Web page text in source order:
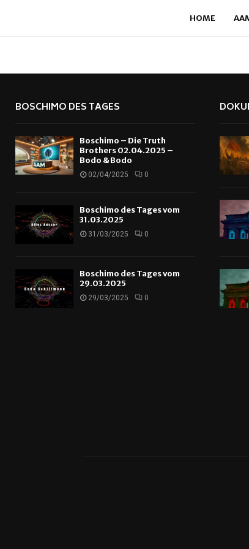
HOME
BOSCHIMO DES TAGES
Boschimo – Die Truth
Brothers 02.04.2025 –
Bodo & Bodo
02/04/2025 0
Boschimo des Tages vom
31.03.2025
31/03/2025 0
Boschimo des Tages vom
29.03.2025
29/03/2025 0